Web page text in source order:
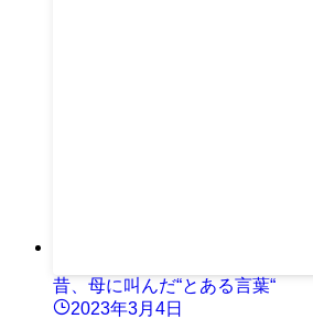
昔、母に叫んだ“とある言葉“
2023年3月4日